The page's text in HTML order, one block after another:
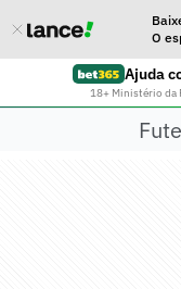
O
Ajuda
18+ Ministério da